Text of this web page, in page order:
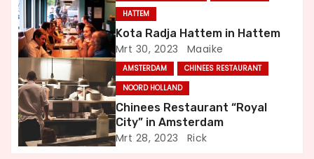
a
t
i
e
HATTEM
Kota Radja Hattem in Hattem
Mrt 30, 2023 Maaike
AMSTERDAM
CHINEES RESTAURANT
NOORD HOLLAND
Chinees Restaurant “Royal
City” in Amsterdam
Mrt 28, 2023 Rick